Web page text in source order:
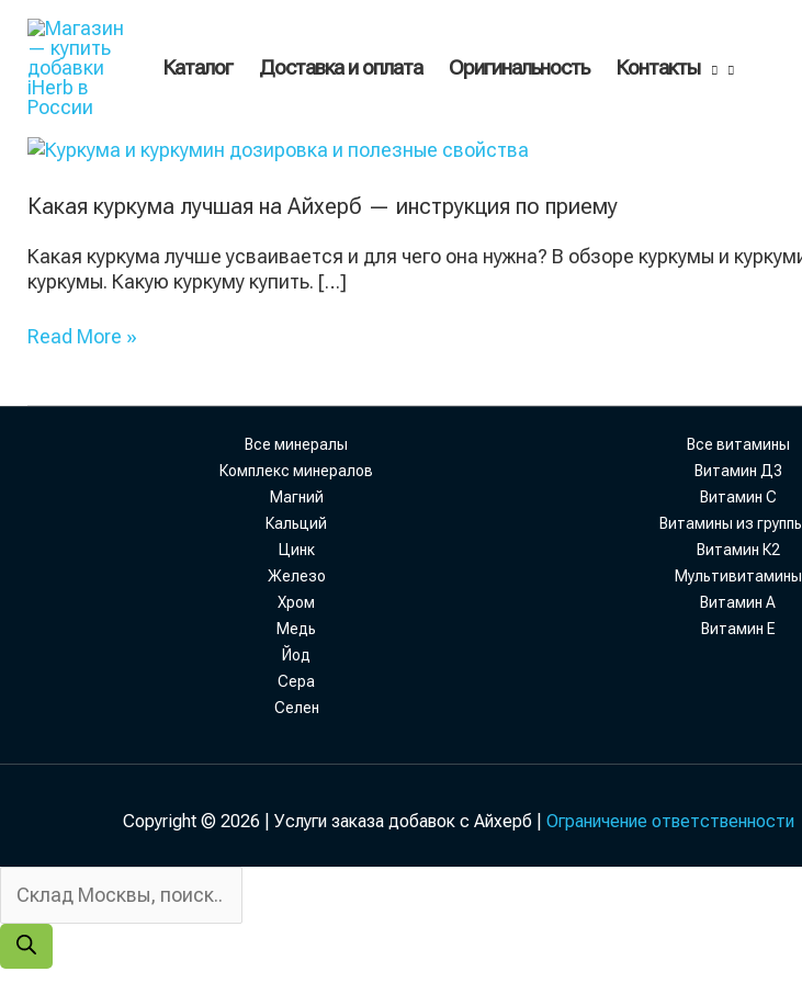
содержимому
Каталог Доставка и оплата Оригинальность Контакты
Какая куркума лучшая на Айхерб — инструкция по приему
Какая куркума лучше усваивается и для чего она нужна? В обзоре куркумы и
куркумы. Какую куркуму купить. […]
Какая
лучшая
Айхерб
—
инструкция
приему
Read More »
Все минералы
Комплекс минералов
Магний
Кальций
Цинк
Железо
Хром
Медь
Йод
Сера
Селен
Все витамины
Витамин Д3
Витамин С
Витамины из
Витамин К2
Мультивитамины
Витамин А
Витамин Е
Copyright © 2026 | Услуги заказа добавок с Айхерб | Ограничение ответственности
товаров